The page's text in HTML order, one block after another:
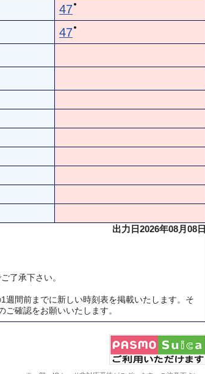
47●
47●
出力日2026年08月08日
了承下さい。
週間前までに新しい時刻表を掲載いたします。そ
確認をお願いいたします。